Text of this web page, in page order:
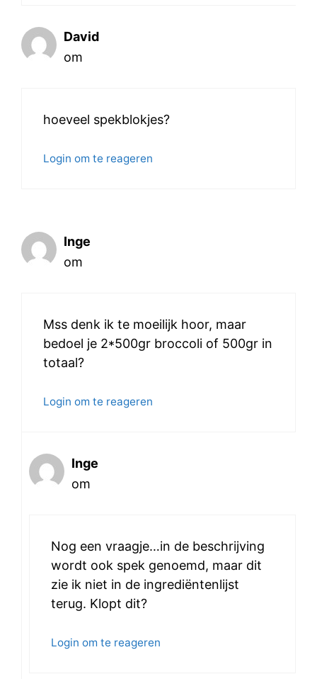
David
om
hoeveel spekblokjes?
Login om te reageren
Inge
om
Mss denk ik te moeilijk hoor, maar
bedoel je 2*500gr broccoli of 500gr in
totaal?
Login om te reageren
Inge
om
Nog een vraagje…in de beschrijving
wordt ook spek genoemd, maar dit
zie ik niet in de ingrediëntenlijst
terug. Klopt dit?
Login om te reageren